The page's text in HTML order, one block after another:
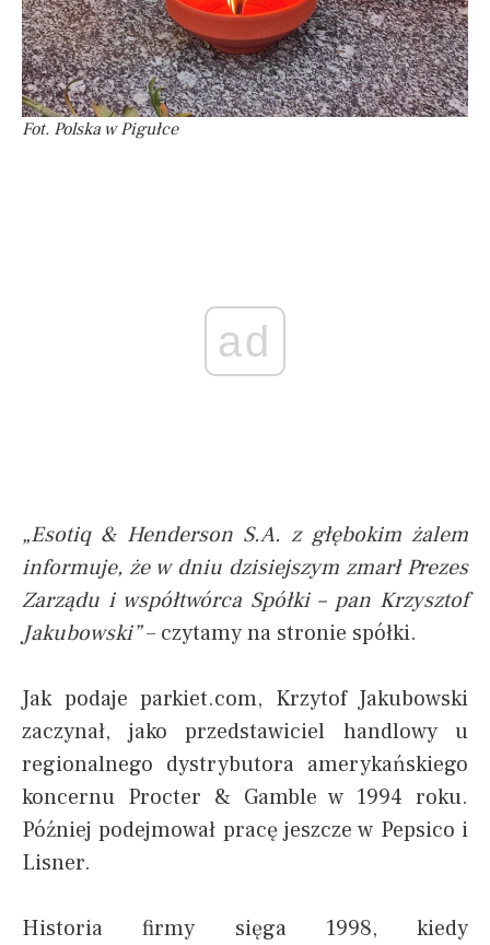
Fot. Polska w Pigułce
ad
„Esotiq & Henderson S.A. z głębokim żalem
informuje, że w dniu dzisiejszym zmarł Prezes
Zarządu i współtwórca Spółki – pan Krzysztof
Jakubowski”– czytamy na stronie spółki.
Jak podaje parkiet.com, Krzytof Jakubowski
zaczynał, jako przedstawiciel handlowy u
regionalnego dystrybutora amerykańskiego
koncernu Procter & Gamble w 1994 roku.
Później podejmował pracę jeszcze w Pepsico i
Lisner.
Historia firmy sięga 1998, kiedy